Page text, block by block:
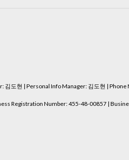
김도현 | Personal Info Manager: 김도현 |
Registration Number:455-48-00857 |